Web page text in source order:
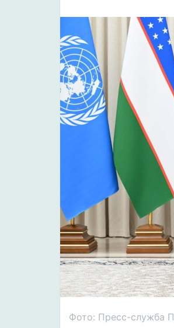
Фото: Пресс-служба